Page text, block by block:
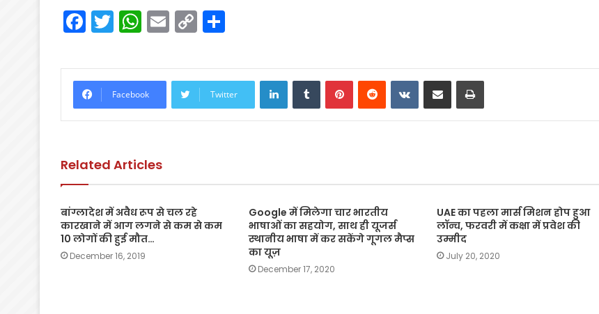
F
a
c
e
b
o
k
T
w
itt
er
W
h
a
ts
A
p
E
m
ai
l
C
o
p
y
Li
ar
e
Facebook Twitter
LinkedInTumblrPinterestReddit VKontakte
Share via Email Print
Related Articles
बांग्लादेश में अवैध रूप से चल रहे
कारखाने में आग लगने से कम से कम
10 लोगों की हुई मौत…
December 16, 2019
Google में मिलेगा चार भारतीय
भाषाओं का सहयोग, साथ ही यूजर्स
स्थानीय भाषा में कर सकेंगे गूगल मैप्स
का यूज़
December 17, 2020
UAE का पहला मार्स मिशन होप हुआ
लॉन्च, फरवरी में कक्षा में प्रवेश की
उम्मीद
July 20, 2020